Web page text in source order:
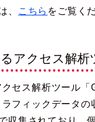
、
こちら をご覧く
アクセス解析
セス解析ツール「
フィックデータの